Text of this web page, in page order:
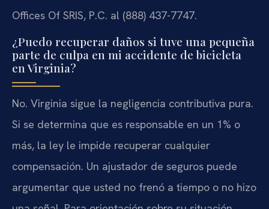
Offices Of SRIS, P.C. al (888) 437-7747.
¿Puedo recuperar daños si tuve una pequeña
parte de culpa en mi accidente de bicicleta
en Virginia?
No. Virginia sigue la negligencia contributiva pura.
Si se determina que es responsable en un 1% o
más, la ley le impide recuperar cualquier
compensación. Un ajustador de seguros puede
argumentar que usted no frenó a tiempo o no hizo